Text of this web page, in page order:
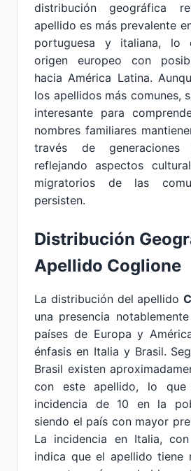
distribución geográfica
apellido es más prevalente
portuguesa y italiana, lo
origen europeo con
hacia América Latina.
los apellidos más comunes,
interesante para
nombres familiares
través de generaciones
reflejando aspectos
migratorios de las
persisten.
Distribución
Apellido Coglione
La distribución del apellido
una presencia
países de Europa y
énfasis en Italia y Brasil.
Brasil existen
con este apellido, lo que
incidencia de 10 en la
siendo el país con mayor
La incidencia en Italia,
indica que el apellido tiene